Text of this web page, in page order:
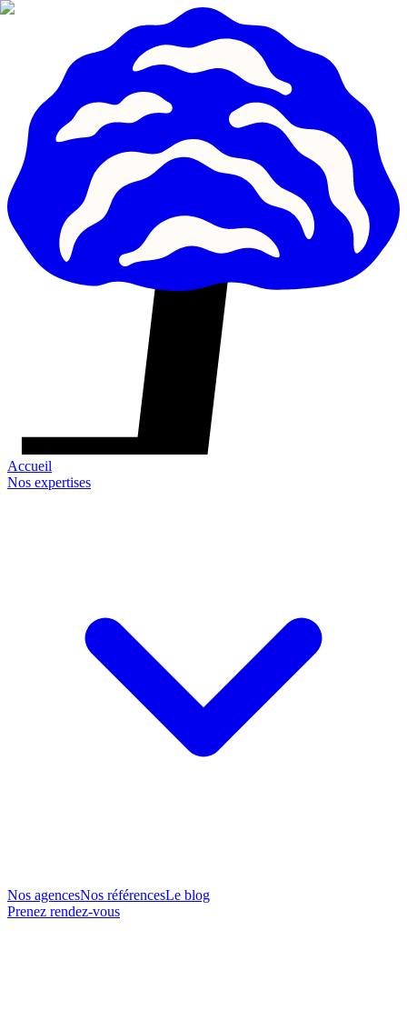
Accueil
Nos expertises
Nos agencesNos référencesLe blog
Prenez rendez-vous